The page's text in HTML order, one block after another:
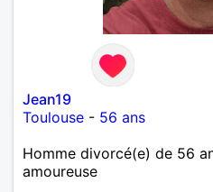
Jean19
Toulouse - 56 ans
Homme divorcé(e) de 56
amoureuse